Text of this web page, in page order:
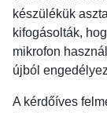
készülékük
kifogásolták,
mikrofon
újból
A kérdőíves